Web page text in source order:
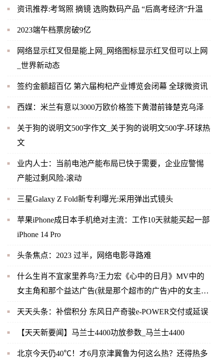
资讯推荐:考驾照 摘镜 选购数码产品 “后高考经济”升温
2023端午档票房破9亿
网络显示红叉但是能上网_网络图标显示红叉但可以上网
_世界新动态
签约金额超百亿 第六届枸杞产业博览会闭幕 全球微资讯
西媒：米兰有意以3000万欧价格签下黄潜前锋楚克乌泽
关于狗的说明文500字作文_关于狗的说明文500字-环球热
文
业内人士：当前电池产能布局已快于需要，企业应警惕
产能过剩风险-滚动
三星Galaxy Z Fold新专利曝光:采用弹出式镜头
苹果iPhone成日本手机绝对主流：工作10天就能买起一部
iPhone 14 Pro
头条焦点：2023 过半，网络电影寻路难
什么生肖不宜家里养鸟?王力宏《心中的日月》MV中的
女主角和那个益达广告(就是那个超市的广告)中的女主角
天天头条：补偿积分 东风日产奇骏e-POWER交付或延误
【天天新要闻】马兰士4400功放参数_马兰士4400
北京今天仍40℃！才6月京津冀鲁为何这么热？还得热多